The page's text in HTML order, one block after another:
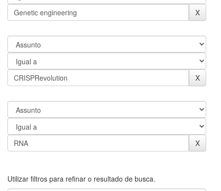
Utilizar filtros para refinar o resultado de busca.